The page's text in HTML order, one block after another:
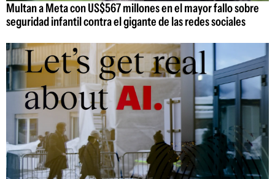
Multan a Meta con US$567 millones en el mayor fallo sobre
seguridad infantil contra el gigante de las redes sociales